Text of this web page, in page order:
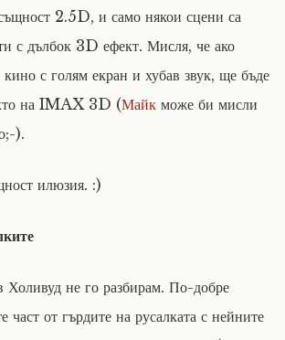
2.5D, и само някои сцени са
с дълбок 3D ефект. Мисля, че ако
кино с голям екран и хубав звук, ще бъде
на IMAX 3D (Майк може би мисли
).
илюзия. :)
Холивуд не го разбирам. По-добре
част от гърдите на русалката с нейните